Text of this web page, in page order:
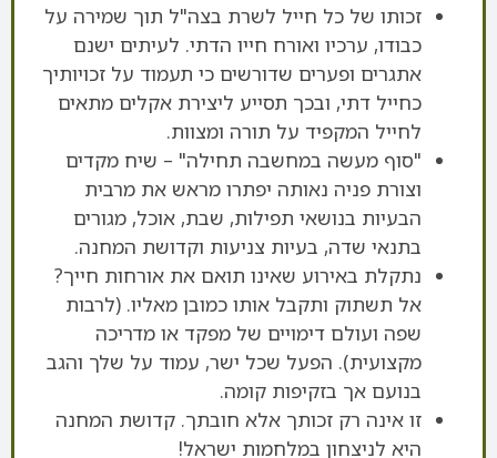
זכותו של כל חייל לשרת בצה"ל תוך שמירה על
כבודו, ערכיו ואורח חייו הדתי. לעיתים ישנם
אתגרים ופערים שדורשים כי תעמוד על זכויותיך
כחייל דתי, ובכך תסייע ליצירת אקלים מתאים
לחייל המקפיד על תורה ומצוות.
"סוף מעשה במחשבה תחילה" – שיח מקדים
וצורת פניה נאותה יפתרו מראש את מרבית
הבעיות בנושאי תפילות, שבת, אוכל, מגורים
בתנאי שדה, בעיות צניעות וקדושת המחנה.
נתקלת באירוע שאינו תואם את אורחות חייך?
אל תשתוק ותקבל אותו כמובן מאליו. (לרבות
שפה ועולם דימויים של מפקד או מדריכה
מקצועית). הפעל שכל ישר, עמוד על שלך והגב
בנועם אך בזקיפות קומה.
זו אינה רק זכותך אלא חובתך. קדושת המחנה
היא לניצחון במלחמות ישראל!